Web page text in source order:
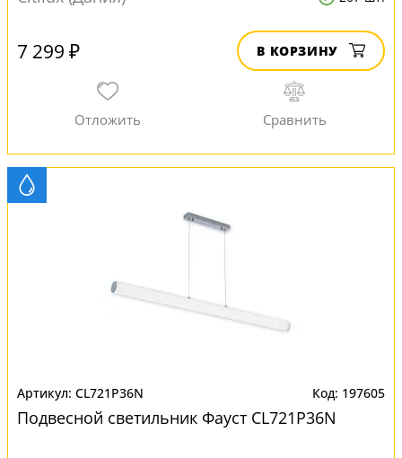
7 299 ₽ В КОРЗИНУ
CL721P36N 197605
Подвесной светильник Фауст CL721P36N